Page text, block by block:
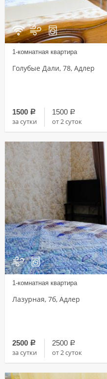
1-комнатная квартира
Голубые Дали, 78, Адлер
1500 a
за сутки
1500 a
от 2 суток
1-комнатная квартира
Лазурная, 7б, Адлер
2500 a
за сутки
2500 a
от 2 суток